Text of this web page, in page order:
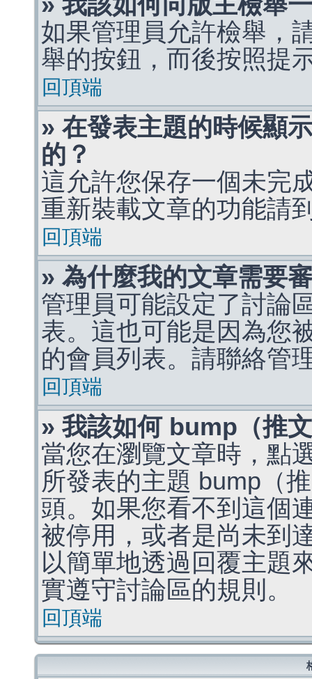
如果管理員允許檢舉，
舉的按鈕，而後按照提
回頂端
» 在發表主題的時候顯
的？
這允許您保存一個未完
重新裝載文章的功能請
回頂端
» 為什麼我的文章需要
管理員可能設定了討論
表。這也可能是因為您
的會員列表。請聯絡管
回頂端
» 我該如何 bump（推
當您在瀏覽文章時，點
所發表的主題 bump（
頭。如果您看不到這個
被停用，或者是尚未到
以簡單地透過回覆主題
實遵守討論區的規則。
回頂端